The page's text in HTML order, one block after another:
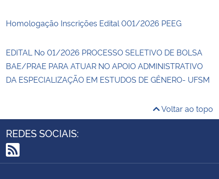
Homologação Inscrições Edital 001/2026 PEEG
EDITAL No 01/2026 PROCESSO SELETIVO DE BOLSA
BAE/PRAE PARA ATUAR NO APOIO ADMINISTRATIVO
DA ESPECIALIZAÇÃO EM ESTUDOS DE GÊNERO- UFSM
Voltar ao topo
REDES SOCIAIS:
RSS